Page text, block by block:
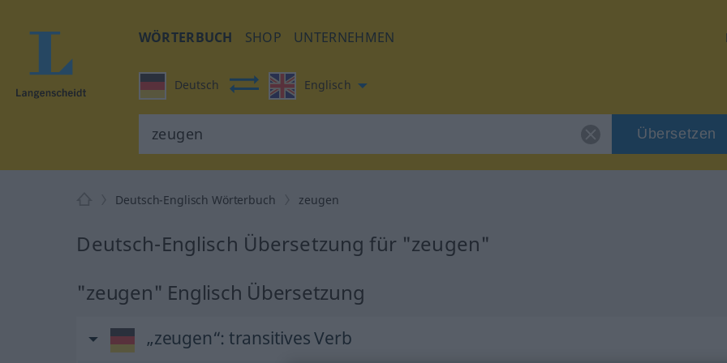
WÖRTERBUCH SHOP UNTERNEHMEN
Deutsch Englisch
Übersetzen
Deutsch-Englisch Wörterbuch zeugen
Deutsch-Englisch Übersetzung für "zeugen"
"zeugen" Englisch Übersetzung
„zeugen“: transitives Verb